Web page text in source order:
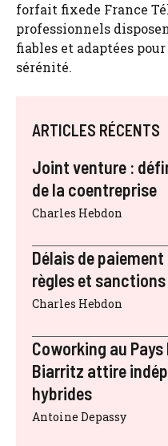
forfait fixede France
professionnels
fiables et adaptées
sérénité.
ARTICLES RÉCENTS
Joint venture :
de la coentreprise
Charles Hebdon
Délais de
règles et sanctions
Charles Hebdon
Coworking au
Biarritz attire
hybrides
Antoine Depassy